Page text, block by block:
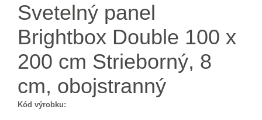
Svetelný panel
Brightbox Double 100 x
200 cm Strieborný, 8
cm, obojstranný
Kód výrobku: